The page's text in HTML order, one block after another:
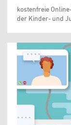
kostenfreie
der Kinder- und